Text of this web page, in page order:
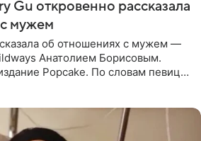
Gu откровенно рассказала
мужем
об отношениях с мужем —
Анатолием Борисовым.
Popcake. По словам певицы,